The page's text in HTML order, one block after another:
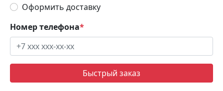
Оформить доставку
Номер телефона*
Быстрый заказ